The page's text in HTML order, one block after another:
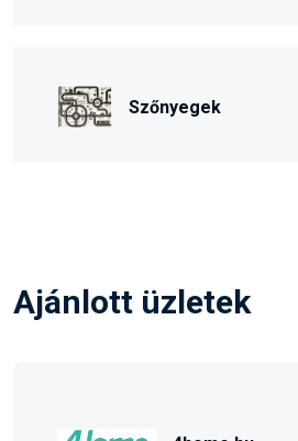
Szőnyegek
Ajánlott üzletek